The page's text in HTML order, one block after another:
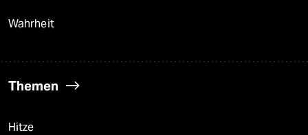
Wahrheit
Themen
Hitze